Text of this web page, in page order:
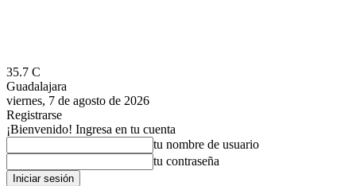
35.7 C
Guadalajara
viernes, 7 de agosto de 2026
Registrarse
¡Bienvenido! Ingresa en tu cuenta
tu nombre de usuario
tu contraseña